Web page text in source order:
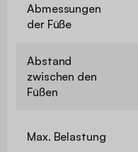
Abmessungen
der Füße
Abstand
zwischen den
Füßen
Max. Belastung